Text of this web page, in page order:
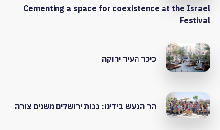
Cementing a space for coexistence at the Israel
Festival
כיכר העיר ירוקה
הר הגעש בידינו: גגות ירושלים משנים צורה